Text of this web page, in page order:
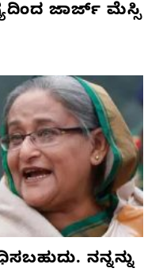
ಜಾರ್ಜ್ ಮೆಸ್ಸಿ
ನನ್ನನ್ನು